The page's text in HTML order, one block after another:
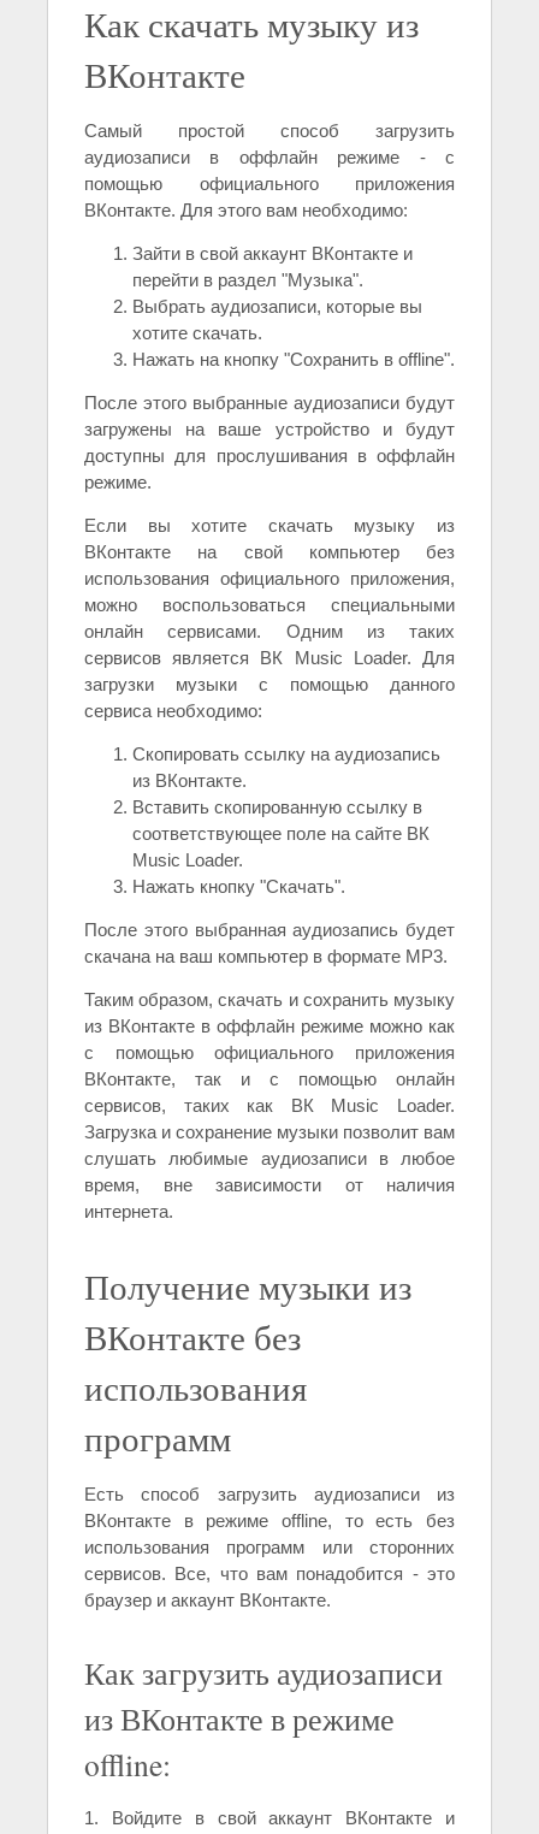
Как скачать музыку из
ВКонтакте
Самый простой способ загрузить
аудиозаписи в оффлайн режиме - с
помощью официального приложения
ВКонтакте. Для этого вам необходимо:
Зайти в свой аккаунт ВКонтакте и
перейти в раздел "Музыка".
Выбрать аудиозаписи, которые вы
хотите скачать.
Нажать на кнопку "Сохранить в offline".
После этого выбранные аудиозаписи будут
загружены на ваше устройство и будут
доступны для прослушивания в оффлайн
режиме.
Если вы хотите скачать музыку из
ВКонтакте на свой компьютер без
использования официального приложения,
можно воспользоваться специальными
онлайн сервисами. Одним из таких
сервисов является ВК Music Loader. Для
загрузки музыки с помощью данного
сервиса необходимо:
Скопировать ссылку на аудиозапись
из ВКонтакте.
Вставить скопированную ссылку в
соответствующее поле на сайте ВК
Music Loader.
Нажать кнопку "Скачать".
После этого выбранная аудиозапись будет
скачана на ваш компьютер в формате MP3.
Таким образом, скачать и сохранить музыку
из ВКонтакте в оффлайн режиме можно как
с помощью официального приложения
ВКонтакте, так и с помощью онлайн
сервисов, таких как ВК Music Loader.
Загрузка и сохранение музыки позволит вам
слушать любимые аудиозаписи в любое
время, вне зависимости от наличия
интернета.
Получение музыки из
ВКонтакте без
использования
программ
Есть способ загрузить аудиозаписи из
ВКонтакте в режиме offline, то есть без
использования программ или сторонних
сервисов. Все, что вам понадобится - это
браузер и аккаунт ВКонтакте.
Как загрузить аудиозаписи
из ВКонтакте в режиме
offline:
1. Войдите в свой аккаунт ВКонтакте и